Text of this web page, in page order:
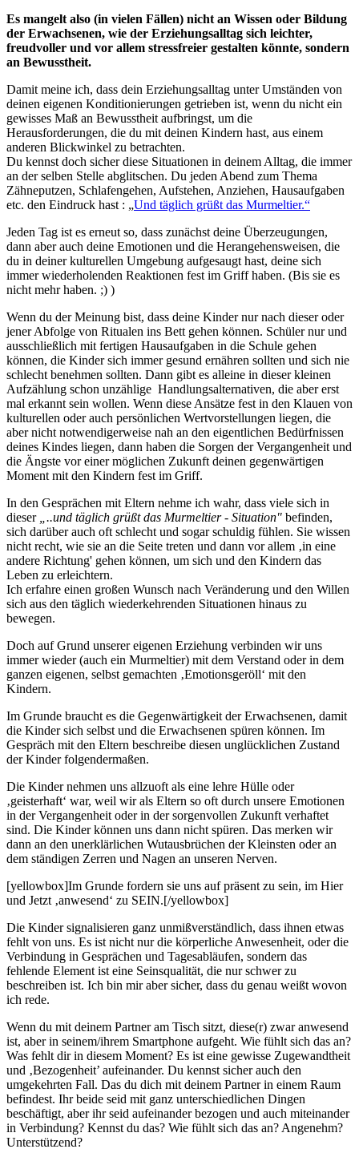
Es mangelt also (in vielen Fällen) nicht an Wissen oder Bildung
der Erwachsenen, wie der Erziehungsalltag sich leichter,
freudvoller und vor allem stressfreier gestalten könnte, sondern
an Bewusstheit.
Damit meine ich, dass dein Erziehungsalltag unter Umständen von
deinen eigenen Konditionierungen getrieben ist, wenn du nicht ein
gewisses Maß an Bewusstheit aufbringst, um die
Herausforderungen, die du mit deinen Kindern hast, aus einem
anderen Blickwinkel zu betrachten.
Du kennst doch sicher diese Situationen in deinem Alltag, die immer
an der selben Stelle abglitschen. Du jeden Abend zum Thema
Zähneputzen, Schlafengehen, Aufstehen, Anziehen, Hausaufgaben
etc. den Eindruck hast : „Und täglich grüßt das Murmeltier.“
Jeden Tag ist es erneut so, dass zunächst deine Überzeugungen,
dann aber auch deine Emotionen und die Herangehensweisen, die
du in deiner kulturellen Umgebung aufgesaugt hast, deine sich
immer wiederholenden Reaktionen fest im Griff haben. (Bis sie es
nicht mehr haben. ;) )
Wenn du der Meinung bist, dass deine Kinder nur nach dieser oder
jener Abfolge von Ritualen ins Bett gehen können. Schüler nur und
ausschließlich mit fertigen Hausaufgaben in die Schule gehen
können, die Kinder sich immer gesund ernähren sollten und sich nie
schlecht benehmen sollten. Dann gibt es alleine in dieser kleinen
Aufzählung schon unzählige Handlungsalternativen, die aber erst
mal erkannt sein wollen. Wenn diese Ansätze fest in den Klauen von
kulturellen oder auch persönlichen Wertvorstellungen liegen, die
aber nicht notwendigerweise nah an den eigentlichen Bedürfnissen
deines Kindes liegen, dann haben die Sorgen der Vergangenheit und
die Ängste vor einer möglichen Zukunft deinen gegenwärtigen
Moment mit den Kindern fest im Griff.
In den Gesprächen mit Eltern nehme ich wahr, dass viele sich in
dieser
„..und täglich grüßt das Murmeltier - Situation" befinden,
sich darüber auch oft schlecht und sogar schuldig fühlen. Sie wissen
nicht recht, wie sie an die Seite treten und dann vor allem ‚in eine
andere Richtung' gehen können, um sich und den Kindern das
Leben zu erleichtern.
Ich erfahre einen großen Wunsch nach Veränderung und den Willen
sich aus den täglich wiederkehrenden Situationen hinaus zu
bewegen.
Doch auf Grund unserer eigenen Erziehung verbinden wir uns
immer wieder (auch ein Murmeltier) mit dem Verstand oder in dem
ganzen eigenen, selbst gemachten ‚Emotionsgeröll‘ mit den
Kindern.
Im Grunde braucht es die Gegenwärtigkeit der Erwachsenen, damit
die Kinder sich selbst und die Erwachsenen spüren können. Im
Gespräch mit den Eltern beschreibe diesen unglücklichen Zustand
der Kinder folgendermaßen.
Die Kinder nehmen uns allzuoft als eine lehre Hülle oder
‚geisterhaft‘ war, weil wir als Eltern so oft durch unsere Emotionen
in der Vergangenheit oder in der sorgenvollen Zukunft verhaftet
sind. Die Kinder können uns dann nicht spüren. Das merken wir
dann an den unerklärlichen Wutausbrüchen der Kleinsten oder an
dem ständigen Zerren und Nagen an unseren Nerven.
[yellowbox]Im Grunde fordern sie uns auf präsent zu sein, im Hier
und Jetzt ‚anwesend‘ zu SEIN.[/yellowbox]
Die Kinder signalisieren ganz unmißverständlich, dass ihnen etwas
fehlt von uns. Es ist nicht nur die körperliche Anwesenheit, oder die
Verbindung in Gesprächen und Tagesabläufen, sondern das
fehlende Element ist eine Seinsqualität, die nur schwer zu
beschreiben ist. Ich bin mir aber sicher, dass du genau weißt wovon
ich rede.
Wenn du mit deinem Partner am Tisch sitzt, diese(r) zwar anwesend
ist, aber in seinem/ihrem Smartphone aufgeht. Wie fühlt sich das an?
Was fehlt dir in diesem Moment? Es ist eine gewisse Zugewandtheit
und ‚Bezogenheit’ aufeinander. Du kennst sicher auch den
umgekehrten Fall. Das du dich mit deinem Partner in einem Raum
befindest. Ihr beide seid mit ganz unterschiedlichen Dingen
beschäftigt, aber ihr seid aufeinander bezogen und auch miteinander
in Verbindung? Kennst du das? Wie fühlt sich das an? Angenehm?
Unterstützend?